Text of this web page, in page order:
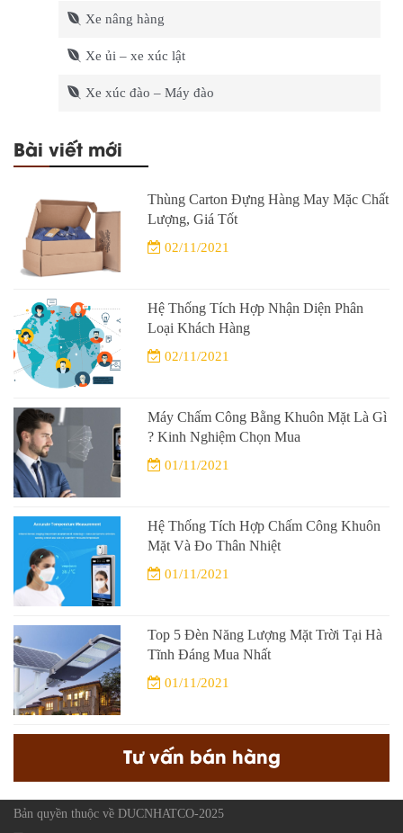
Xe nâng hàng
Xe ủi – xe xúc lật
Xe xúc đào – Máy đào
Bài viết mới
Thùng Carton Đựng Hàng May Mặc Chất
Lượng, Giá Tốt
02/11/2021
Hệ Thống Tích Hợp Nhận Diện Phân
Loại Khách Hàng
02/11/2021
Máy Chấm Công Bằng Khuôn Mặt Là Gì
? Kinh Nghiệm Chọn Mua
01/11/2021
Hệ Thống Tích Hợp Chấm Công Khuôn
Mặt Và Đo Thân Nhiệt
01/11/2021
Top 5 Đèn Năng Lượng Mặt Trời Tại Hà
Tĩnh Đáng Mua Nhất
01/11/2021
Tư vấn bán hàng
Bản quyền thuộc về DUCNHATCO-2025